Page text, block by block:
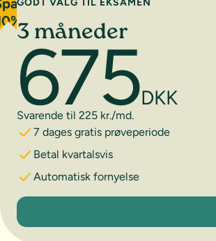
GODT VALG TIL EKSAMEN
3 måneder
675DKK
Svarende til 225 kr./md.
7 dages gratis prøveperiode
Betal kvartalsvis
Automatisk fornyelse
3 måneder